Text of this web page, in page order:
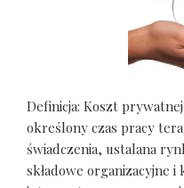
Definicja: Koszt
określony czas pracy
świadczenia, ustalana
składowe organizacyjne